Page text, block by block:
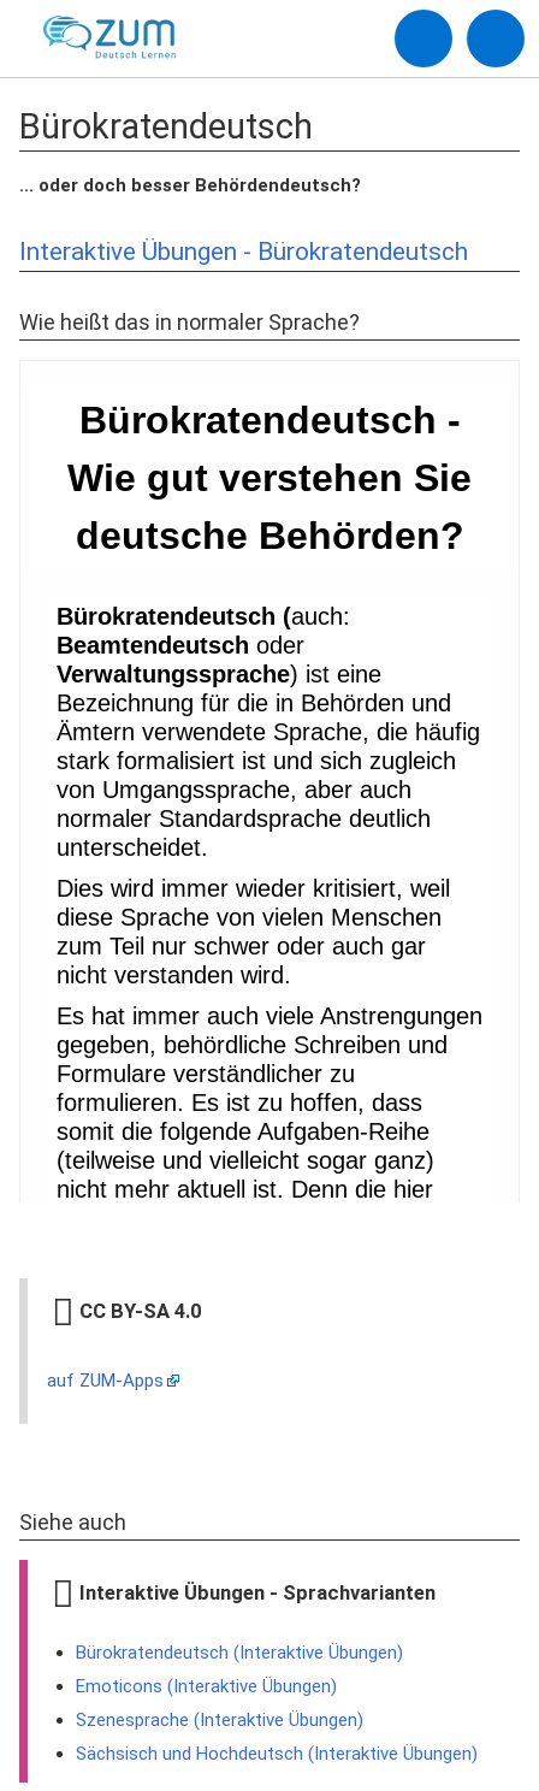
Bürokratendeutsch
... oder doch besser Behördendeutsch?
Interaktive Übungen - Bürokratendeutsch
Wie heißt das in normaler Sprache?
CC BY-SA 4.0
auf ZUM-Apps
Siehe auch
Interaktive Übungen - Sprachvarianten
Bürokratendeutsch (Interaktive Übungen)
Emoticons (Interaktive Übungen)
Szenesprache (Interaktive Übungen)
Sächsisch und Hochdeutsch (Interaktive Übungen)